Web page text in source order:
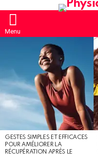
Menu
GESTES SIMPLES ET EFFICACES
POUR AMÉLIORER LA
RÉCUPÉRATION APRÈS LE